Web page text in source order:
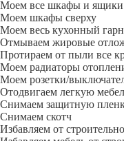
Моем все шкафы и ящики
Моем шкафы сверху
Моем весь кухонный
Отмываем жировые
Протираем от пыли все
Моем радиаторы
Моем розетки/
Отодвигаем легкую
Снимаем защитную
Снимаем скотч
Избавляем от